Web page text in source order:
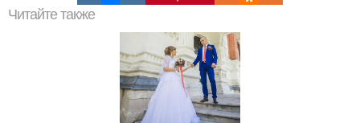
Читайте также